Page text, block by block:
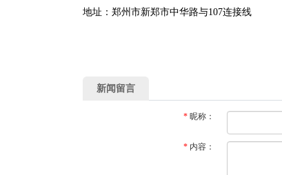
地址：郑州市新郑市中华路与107连接线
新闻留言
* 昵称：
* 内容：